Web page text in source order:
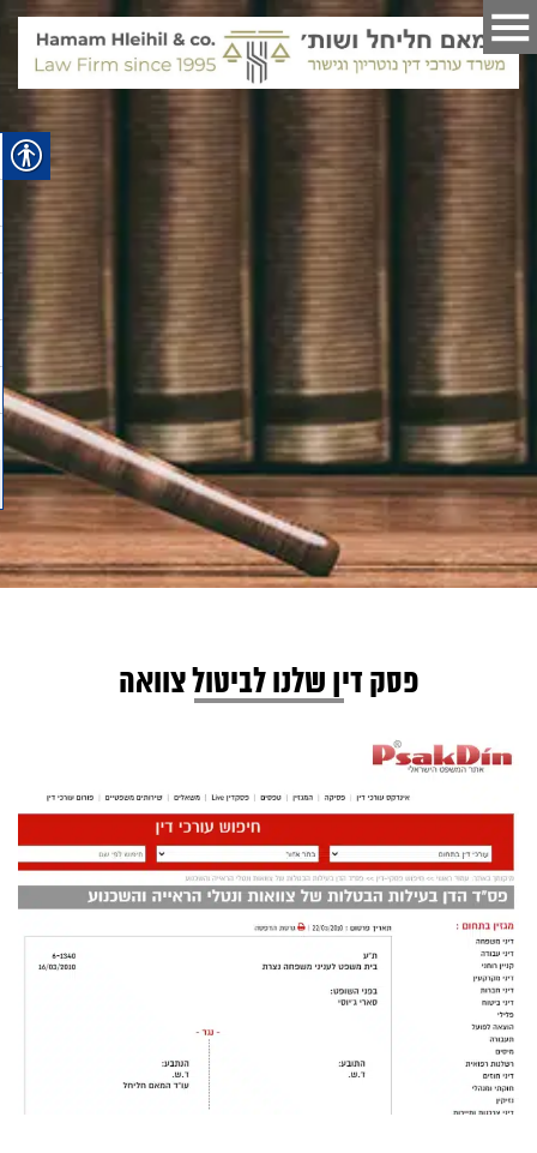
פסק דין שלנו לביטול צוואה